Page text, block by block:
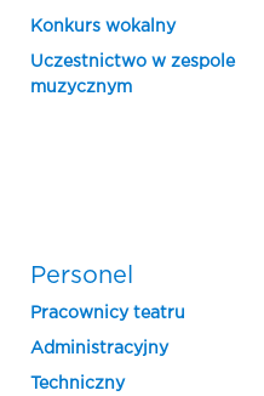
Konkurs wokalny
Uczestnictwo w zespole
muzycznym
Personel
Pracownicy teatru
Administracyjny
Techniczny